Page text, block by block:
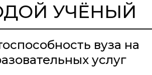
УЧЁНЫЙ
вуза на
услуг